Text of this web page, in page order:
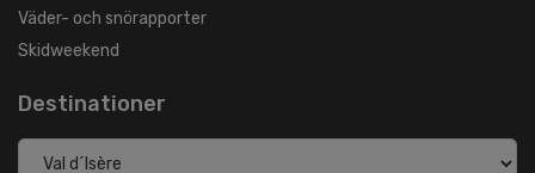
Väder- och snörapporter
Skidweekend
Destinationer